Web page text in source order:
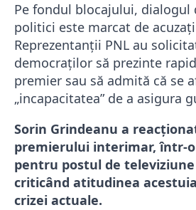
Pe fondul blocajului,
politici este marcat de
Reprezentanții PNL au
democraților să prezinte
premier sau să admită că se
„incapacitatea” de a asigura
Sorin Grindeanu a
premierului interimar, într-
pentru postul de
criticând atitudinea
crizei actuale.